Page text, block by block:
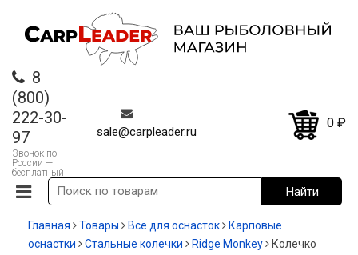
8
(800)
222-30-
97
Звонок по
России —
бесплатный
sale@carpleader.ru
0 ₽
Главная Товары Всё для оснасток
Карповые
оснастки
Стальные колечки Ridge Monkey
Колечко